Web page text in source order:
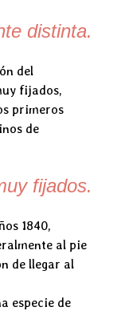
distinta.
del
fijados,
primeros
de
fijados.
1840,
al pie
de llegar al
especie de